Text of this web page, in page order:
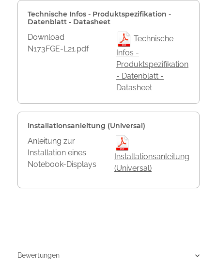
Technische Infos - Produktspezifikation -
Datenblatt - Datasheet
Download
N173FGE-L21.pdf
Technische
Infos -
Produktspezifikation
- Datenblatt -
Datasheet
Installationsanleitung (Universal)
Anleitung zur
Installation eines
Notebook-Displays
Installationsanleitung
(Universal)
Bewertungen